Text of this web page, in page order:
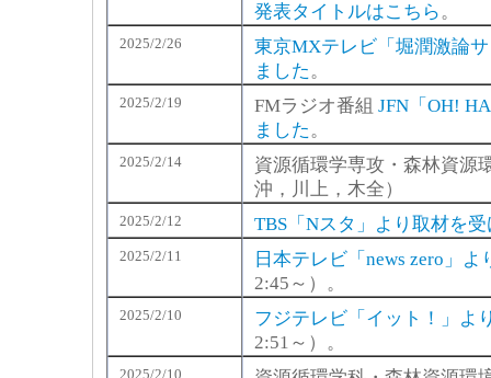
発表タイトルはこちら。
2025/2/26
東京MXテレビ「堀潤激論
ました。
2025/2/19 FMラジオ番組 JFN「OH!
ました。
2025/2/14
資源循環学専攻・森林資源
沖，川上，木全）
2025/2/12 TBS「Nスタ」より取材を
2025/2/11
日本テレビ「news zero」
2:45～）。
2025/2/10
フジテレビ「イット！」よ
2:51～）。
2025/2/10